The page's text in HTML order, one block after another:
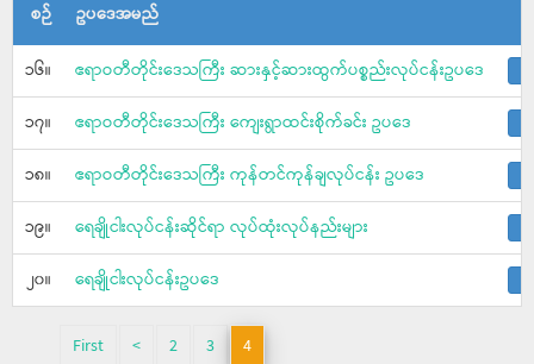
စဉ် ဥပဒေအမည်
၁၆။
ဧရာဝတီတိုင်းဒေသကြီး ဆားနှင့်ဆားထွက်ပစ္စည်းလုပ်ငန်းဥပဒေ
၁၇။
ဧရာဝတီတိုင်းဒေသကြီး ကျေးရွာထင်းစိုက်ခင်း ဥပဒေ
၁၈။
ဧရာဝတီတိုင်းဒေသကြီး ကုန်တင်ကုန်ချလုပ်ငန်း ဥပဒေ
၁၉။
ရေချိုငါးလုပ်ငန်းဆိုင်ရာ လုပ်ထုံးလုပ်နည်းများ
၂၀။
ရေချိုငါးလုပ်ငန်းဥပဒေ
First < 2 3 4